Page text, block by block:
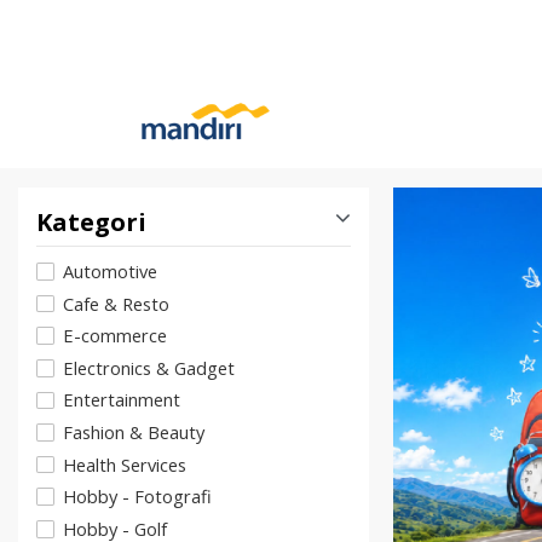
Kategori
Automotive
Cafe & Resto
E-commerce
Electronics & Gadget
Entertainment
Fashion & Beauty
Health Services
Hobby - Fotografi
Hobby - Golf